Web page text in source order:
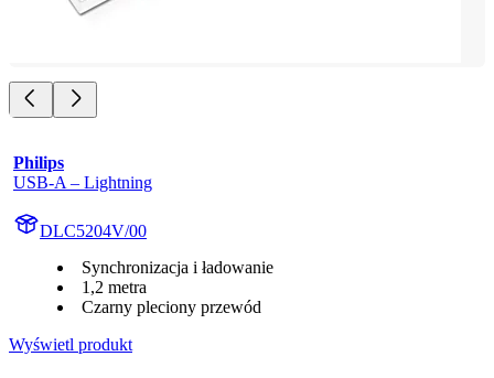
Philips
USB-A – Lightning
DLC5204V/00
Synchronizacja i ładowanie
1,2 metra
Czarny pleciony przewód
Wyświetl produkt